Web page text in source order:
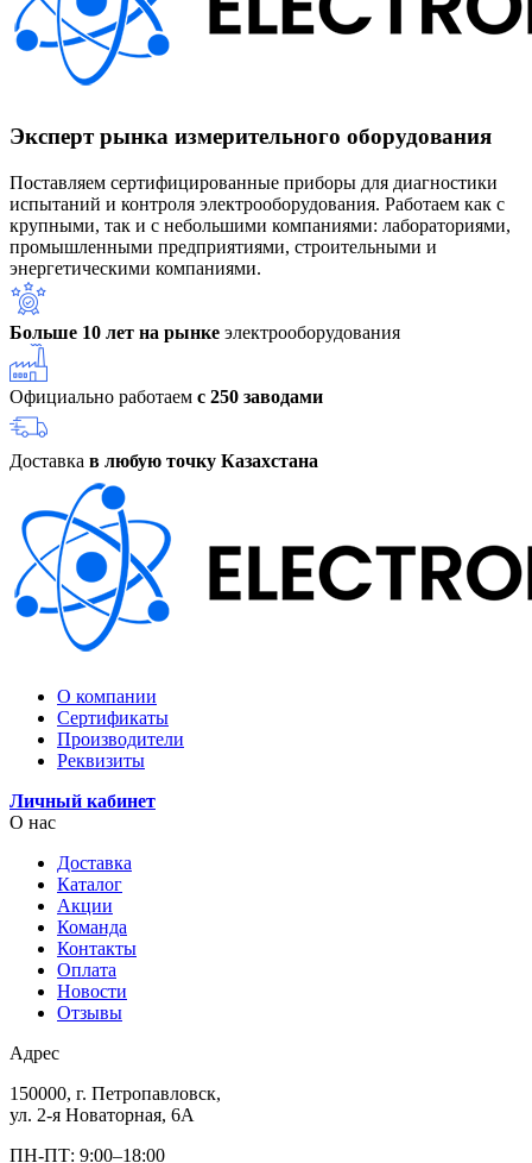
Эксперт рынка измерительного оборудования
Поставляем сертифицированные приборы для диагностики
испытаний и контроля электрооборудования. Работаем как с
крупными, так и с небольшими компаниями: лабораториями,
промышленными предприятиями, строительными и
энергетическими компаниями.
Больше 10 лет на рынке электрооборудования
Официально работаем с 250 заводами
Доставка в любую точку Казахстана
О компании
Сертификаты
Производители
Реквизиты
Личный кабинет
О нас
Доставка
Каталог
Акции
Команда
Контакты
Оплата
Новости
Отзывы
Адрес
150000, г. Петропавловск,
ул. 2-я Новаторная, 6А
ПН-ПТ: 9:00–18:00